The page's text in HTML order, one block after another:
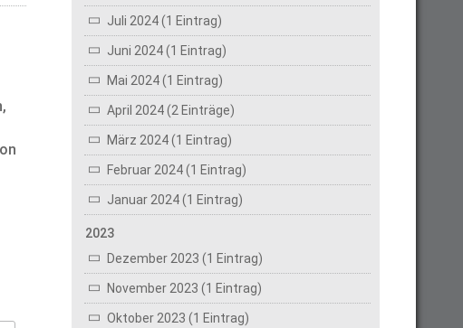
Juli 2024 (1 Eintrag)
Juni 2024 (1 Eintrag)
Mai 2024 (1 Eintrag)
April 2024 (2 Einträge)
März 2024 (1 Eintrag)
Februar 2024 (1 Eintrag)
Januar 2024 (1 Eintrag)
2023
Dezember 2023 (1 Eintrag)
November 2023 (1 Eintrag)
Oktober 2023 (1 Eintrag)